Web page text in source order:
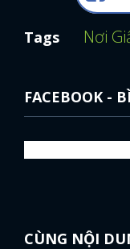
Tags Nơi
FACEBOOK -
CÙNG NỘI